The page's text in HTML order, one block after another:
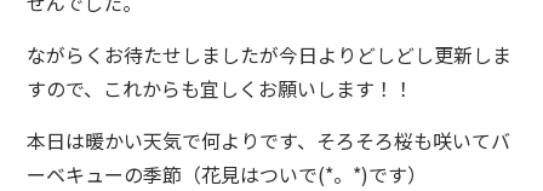
ながらくお待たせしましたが今日よりどしどし更新しま
すので、これからも宜しくお願いします！！
本日は暖かい天気で何よりです、そろそろ桜も咲いてバ
ーベキューの季節（花見はついで(*。*)です）